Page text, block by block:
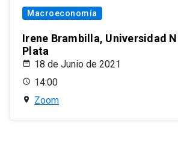
Macroeconomía
Irene Brambilla, Universidad
Plata
18 de Junio de 2021
14:00
Zoom